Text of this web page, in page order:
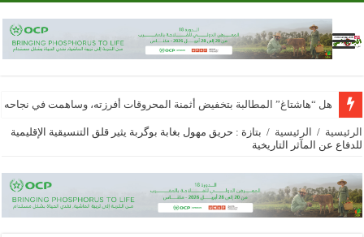
هل “هاشتاغ” المطالبة بتخفيض أثمنة المحروقات أفرزته، وساهمت في
الرئيسية / الرئيسية / بتازة : حريق مهول بغابة بوگربة يثير قلق التنسيقية الإقليمية
للدفاع عن المآثر التاريخية